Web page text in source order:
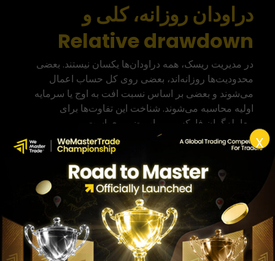
X
دراودان روزانه، کلی و
Relative drawdown
در مدیریت ریسک، همه دراودان‌ها یکسان نیستند. بعضی
محدودیت‌ها روزانه‌اند، بعضی روی کل حساب اعمال
می‌شوند و بعضی بر اساس نسبت افت به اوج یا سرمایه
اولیه محاسبه می‌شوند. شناخت این تفاوت‌ها برای
معامله‌گران فارکس و پراپ ضروری است.
اشتباه رایج این است که معامله‌گر فقط به دراودان کلی
نگاه می‌کند و محدودیت روزانه را نادیده می‌گیرد. در حساب
پراپ، ممکن است هنوز از نظر دراودان کلی در محدوده
امن باشید، اما با یک روز بد، حد ضرر روزانه را نقض کنید.
بنابراین، کنترل ریسک باید هم روزانه باشد و هم کلی.
دراودان روزانه چیست؟
دراودان روزانه یعنی حداکثر افت مجاز یا ثبت‌شده در یک